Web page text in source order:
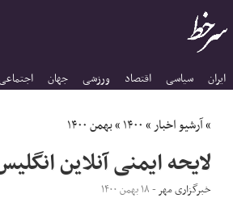
ایران سیاسی اقتصاد ورزشی جهان
»آرشیو اخبار»۱۴۰۰»بهمن ۱۴۰۰
لایحه ایمنی آنلاین
خبرگزاری مهر- ۱۸ بهمن ۱۴۰۰